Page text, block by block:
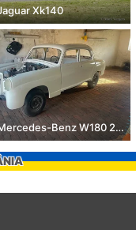
Xk140
1956' Mercedes-Benz W180 220a